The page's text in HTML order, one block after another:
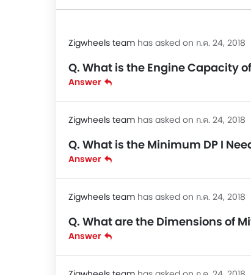
Zigwheels team has asked on ก.ค. 24, 2018
Q. What is the Engine Capacity
Answer
Zigwheels team has asked on ก.ค. 24, 2018
Q. What is the Minimum DP I
Answer
Zigwheels team has asked on ก.ค. 24, 2018
Q. What are the Dimensions of
Answer